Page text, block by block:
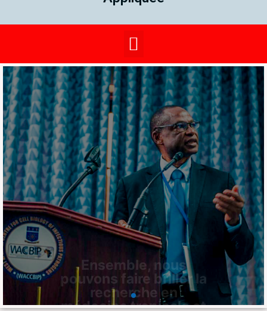
Ensemble, nous
pouvons faire briller la
recherche en
médecine tropicale et
en agriculture en
Afrique
Le Laboratoire fait partie du 𝐝𝐮 𝐡𝐚𝐮𝐭
𝐂𝐨𝐥𝐥𝐞̀𝐠𝐞 𝐝𝐞𝐬 𝐛𝐨𝐮𝐫𝐬𝐢𝐞𝐫𝐬 𝐢𝐧𝐭𝐞𝐫𝐧𝐚𝐭𝐢𝐨𝐧𝐚𝐮𝐱
𝐝𝐢𝐬𝐭𝐢𝐧𝐠𝐮𝐞́𝐬 𝐝𝐞 𝐥𝐚 𝐒𝐨𝐜𝐢𝐞́𝐭𝐞́ 𝐚𝐦𝐞́𝐫𝐢𝐜𝐚𝐢𝐧𝐞 𝐝𝐞
𝐦𝐞́𝐝𝐞𝐜𝐢𝐧𝐞 𝐭𝐫𝐨𝐩𝐢𝐜𝐚𝐥𝐞 𝐞𝐭 𝐝'𝐡𝐲𝐠𝐢𝐞̀𝐧𝐞 à travers
Professeur Ousmane Koïta
En savoir plus